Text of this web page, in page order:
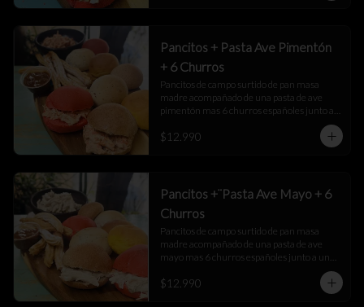
Pancitos + Pasta Ave Pimentón
+ 6 Churros
Pancitos de campo surtido de pan masa
madre acompañado de una pasta de ave
pimentón mas 6 churros españoles junto a
$12.990
Pancitos +¨Pasta Ave Mayo + 6
Churros
Pancitos de campo surtido de pan masa
madre acompañado de una pasta de ave
mayo mas 6 churros españoles junto a una
$12.990